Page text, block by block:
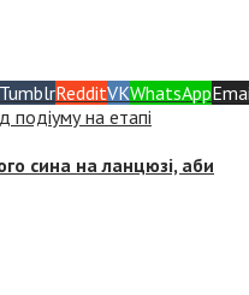
TumblrRedditVKWhatsApp
подіуму на етапі
сина на ланцюзі, аби